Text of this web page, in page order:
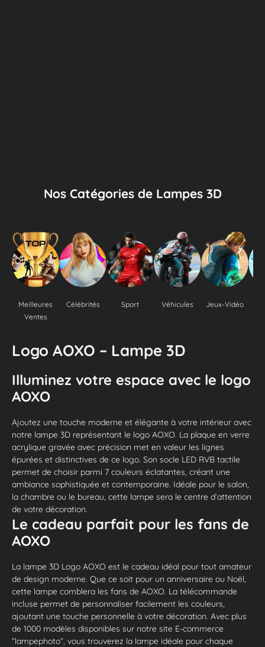
Nos Catégories de Lampes 3D
Meilleures
Ventes
Célébrités Sport Véhicules Jeux-Vidéo
Logo AOXO – Lampe 3D
Illuminez votre espace avec le logo
AOXO
Ajoutez une touche moderne et élégante à votre intérieur avec
notre lampe 3D représentant le logo AOXO. La plaque en verre
acrylique gravée avec précision met en valeur les lignes
épurées et distinctives de ce logo. Son socle LED RVB tactile
permet de choisir parmi 7 couleurs éclatantes, créant une
ambiance sophistiquée et contemporaine. Idéale pour le salon,
la chambre ou le bureau, cette lampe sera le centre d’attention
de votre décoration.
Le cadeau parfait pour les fans de
AOXO
La lampe 3D Logo AOXO est le cadeau idéal pour tout amateur
de design moderne. Que ce soit pour un anniversaire ou Noël,
cette lampe comblera les fans de AOXO. La télécommande
incluse permet de personnaliser facilement les couleurs,
ajoutant une touche personnelle à votre décoration. Avec plus
de 1000 modèles disponibles sur notre site E-commerce
“lampephoto”, vous trouverez la lampe idéale pour chaque